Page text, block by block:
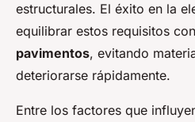
estructurales. El éxito en la
equilibrar estos requisitos
pavimentos, evitando
deteriorarse rápidamente.
Entre los factores que